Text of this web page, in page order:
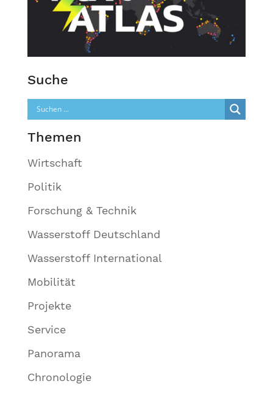
Suche
Themen
Wirtschaft
Politik
Forschung & Technik
Wasserstoff Deutschland
Wasserstoff International
Mobilität
Projekte
Service
Panorama
Chronologie